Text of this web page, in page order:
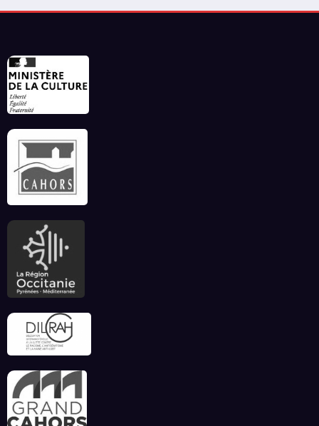
ce début d’été